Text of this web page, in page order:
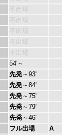
不出場
不出場
不出場
不出場
不出場
54'～
先発～93'
先発～84'
先発～75'
先発～79'
先発～46'
フル出場 A